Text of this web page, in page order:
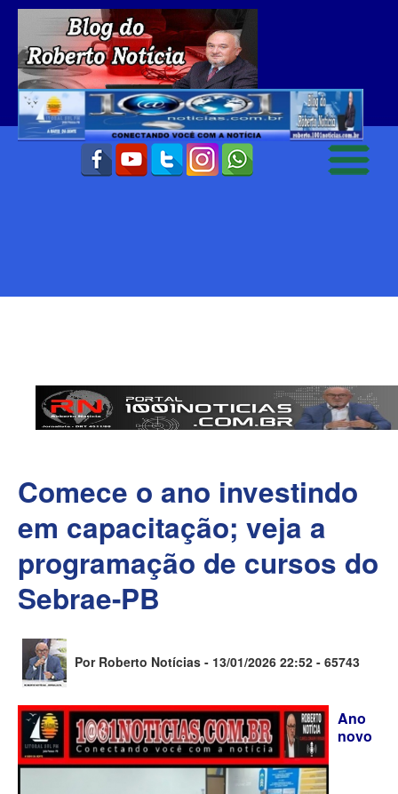
Comece o ano investindo
em capacitação; veja a
programação de cursos do
Sebrae-PB
Por Roberto Notícias - 13/01/2026 22:52 - 65743
Ano
novo